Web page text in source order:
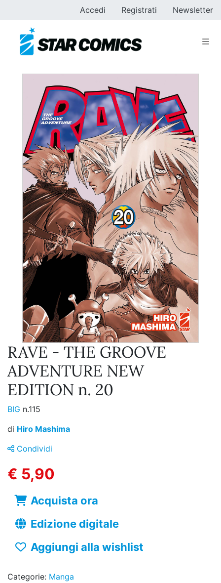
Accedi Registrati Newsletter
RAVE - THE GROOVE
ADVENTURE NEW
EDITION n. 20
BIG n.115
di Hiro Mashima
Condividi
€ 5,90
Acquista ora
Edizione digitale
Aggiungi alla wishlist
Categorie: Manga